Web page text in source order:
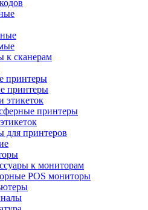
к сканерам
принтеры
принтеры
этикеток
принтеры
для принтеров
к мониторам
POS мониторы